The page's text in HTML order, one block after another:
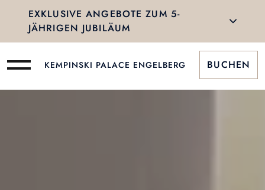
EXKLUSIVE ANGEBOTE ZUM 5-
JÄHRIGEN JUBILÄUM
KEMPINSKI PALACE ENGELBERG BUCHEN